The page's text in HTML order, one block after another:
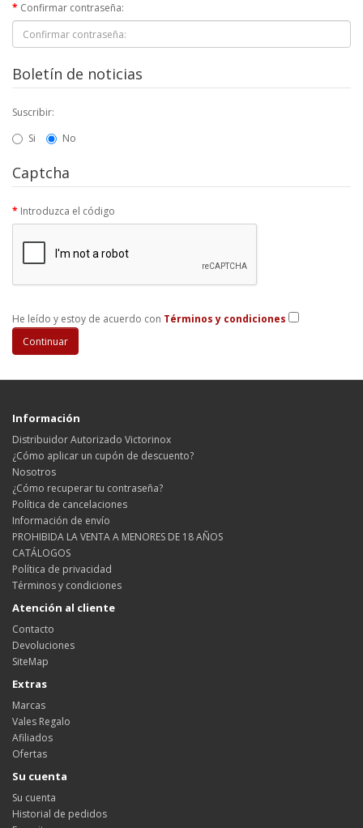
Confirmar contraseña:
Boletín de noticias
Suscribir:
Si
No
Captcha
Introduzca el código
He leído y estoy de acuerdo con Términos y condiciones
Información
Distribuidor Autorizado Victorinox
¿Cómo aplicar un cupón de descuento?
Nosotros
¿Cómo recuperar tu contraseña?
Política de cancelaciones
Información de envío
PROHIBIDA LA VENTA A MENORES DE 18 AÑOS
CATÁLOGOS
Política de privacidad
Términos y condiciones
Atención al cliente
Contacto
Devoluciones
SiteMap
Extras
Marcas
Vales Regalo
Afiliados
Ofertas
Su cuenta
Su cuenta
Historial de pedidos